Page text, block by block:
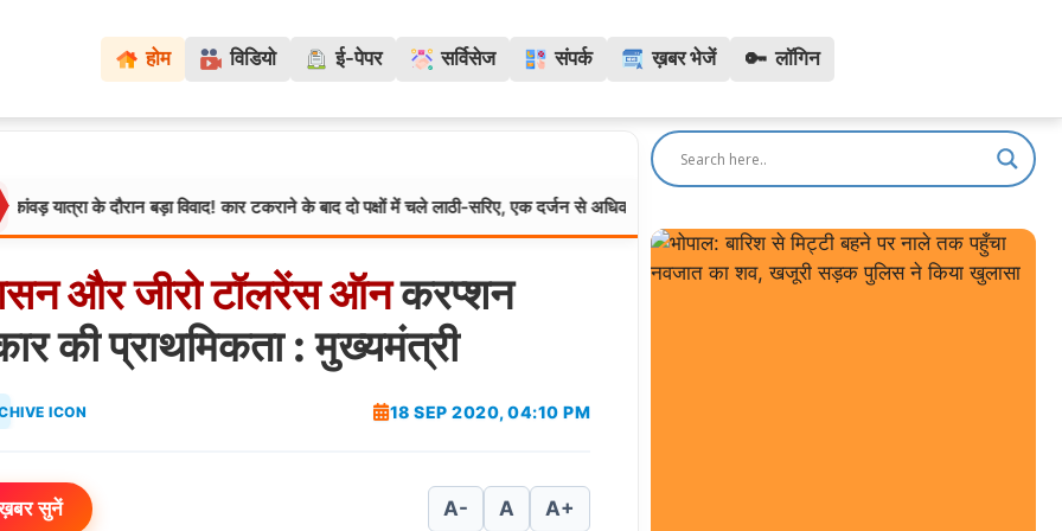
होम विडियो ई-पेपर सर्विसेज संपर्क ख़बर भेजें 🔑 लॉगिन
के दौरान बड़ा विवाद! कार टकराने के बाद दो पक्षों में चले लाठी-सरिए, एक दर्जन से अधिक पर FIR
औरजीरोटॉलरेंसऑनकरप्शन
की प्राथमिकता : मुख्यमंत्री
18 SEP 2020, 04:10 PM
सुनें A- A A+